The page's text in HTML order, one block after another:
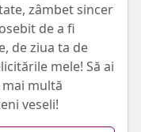
zâmbet sincer
de a fi
de ziua ta de
mele! Să ai
multă
veseli!